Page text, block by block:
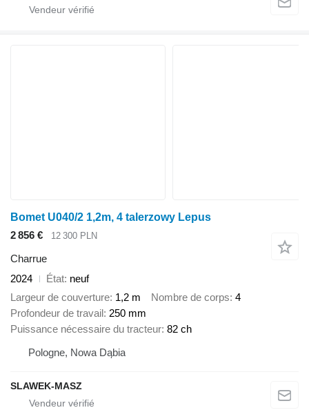
Bomet U040/2 1,2m, 4 talerzowy Lepus
2 856 €
12 300 PLN
Charrue
2024
État neuf
Largeur de couverture 1,2 m Nombre de corps 4
Profondeur de travail 250 mm
Puissance nécessaire du tracteur 82 ch
Pologne, Nowa Dąbia
SLAWEK-MASZ